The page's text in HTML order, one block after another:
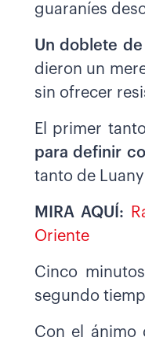
guaraníes
Un doblete
dieron un
sin ofrecer
El primer
para definir
tanto de Luany
MIRA AQUÍ:
Oriente
Cinco
segundo
Con el ánimo